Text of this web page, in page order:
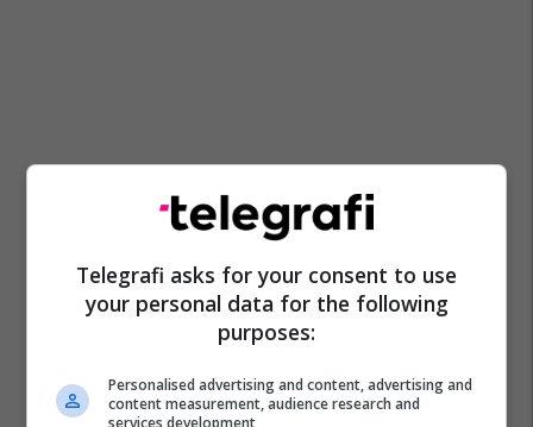
Telegrafi asks for your consent to use
your personal data for the following
purposes:
Personalised advertising and content, advertising and
content measurement, audience research and
services development